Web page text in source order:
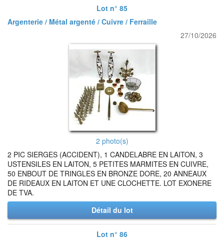
Lot n° 85
Argenterie / Métal argenté / Cuivre / Ferraille
27/10/2026
2 photo(s)
2 PIC SIERGES (ACCIDENT), 1 CANDELABRE EN LAITON, 3
USTENSILES EN LAITON, 5 PETITES MARMITES EN CUIVRE,
50 ENBOUT DE TRINGLES EN BRONZE DORE, 20 ANNEAUX
DE RIDEAUX EN LAITON ET UNE CLOCHETTE. LOT EXONERE
DE TVA.
Détail du lot
Lot n° 86